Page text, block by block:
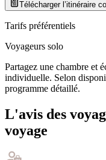
Télécharger l’itinéraire
Tarifs préférentiels
Voyageurs solo
Partagez une chambre et
individuelle. Selon
programme détaillé.
L'avis des
voyage